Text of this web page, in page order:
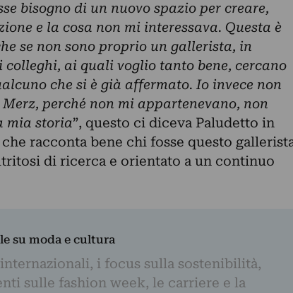
bisogno di un nuovo spazio per creare,
e la cosa non mi interessava. Questa è
se non sono proprio un gallerista, in
ai quali voglio tanto bene, cercano
che si è già affermato. Io invece non
perché non mi appartenevano, non
mia storia”, questo ci diceva Paludetto in
racconta bene chi fosse questo
di ricerca e orientato a un continuo
su moda e cultura
i focus sulla sostenibilità,
sulle fashion week, le carriere e la